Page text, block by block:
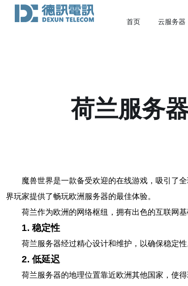
首页 云服务器
荷兰服务
魔兽世界是一款备受欢迎的在线游戏，吸引了
界玩家提供了畅玩欧洲服务器的最佳体验。
荷兰作为欧洲的网络枢纽，拥有出色的互联网
1. 稳定性
荷兰服务器经过精心设计和维护，以确保稳定
2. 低延迟
荷兰服务器的地理位置靠近欧洲其他国家，使